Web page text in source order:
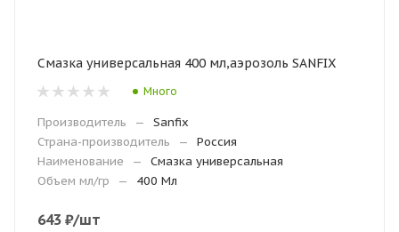
Смазка универсальная 400 мл,аэрозоль SANFIX
Много
Производитель —
Sanfix
Страна-производитель
—
Россия
Наименование
—
Смазка универсальная
Объем мл/гр
— 400 Мл
643 ₽/шт